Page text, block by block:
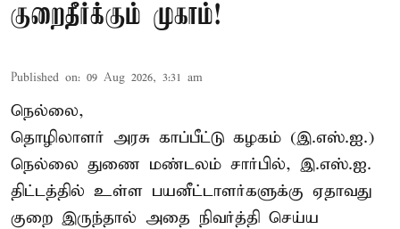
குறைதீர்க்கும் முகாம்!
Published on: 09 Aug 2026, 3:31 am
நெல்லை,
தொழிலாளர் அரசு காப்பீட்டு கழகம் (இ.எஸ்.ஐ.)
நெல்லை துணை மண்டலம் சார்பில், இ.எஸ்.ஐ.
திட்டத்தில் உள்ள பயனீட்டாளர்களுக்கு ஏதாவது
குறை இருந்தால் அதை நிவர்த்தி செய்ய